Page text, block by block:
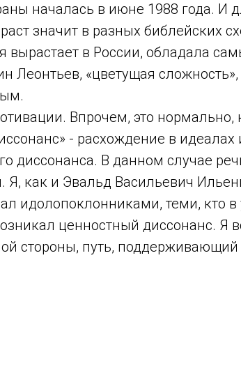
началась в июне 1988 года. И
значит в разных
вырастает в России, обладала
Леонтьев, «цветущая
Впрочем, это
- расхождение в
диссонанса. В данном случае
как и Эвальд Васильевич
идолопоклонниками, теми, кто
ценностный диссонанс. Я
стороны, путь,